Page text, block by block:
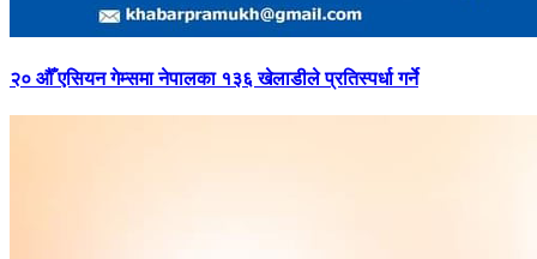
२० औँ एसियन गेम्समा नेपालका १३६ खेलाडीले प्रतिस्पर्धा गर्ने